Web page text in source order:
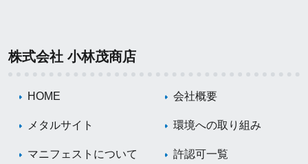
株式会社 小林茂商店
HOME 会社概要
メタルサイト 環境への取り組み
マニフェストについて 許認可一覧